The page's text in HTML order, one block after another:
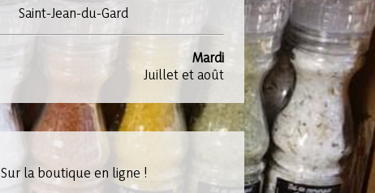
Saint-Jean-du-Gard
Mardi
Juillet et août
Sur la boutique en ligne !